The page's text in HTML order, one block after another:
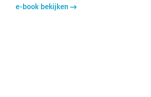
e-book bekijken